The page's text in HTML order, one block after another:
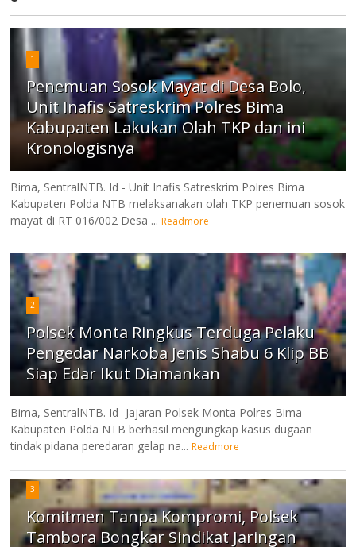
1
Penemuan Sosok Mayat di Desa Bolo,
Unit Inafis Satreskrim Polres Bima
Kabupaten Lakukan Olah TKP dan ini
Kronologisnya
Bima, SentralNTB. Id - Unit Inafis Satreskrim Polres Bima
Kabupaten Polda NTB melaksanakan olah TKP penemuan sosok
mayat di RT 016/002 Desa ... Readmore
2
Polsek Monta Ringkus Terduga Pelaku
Pengedar Narkoba Jenis Shabu 6 Klip BB
Siap Edar Ikut Diamankan
Bima, SentralNTB. Id -Jajaran Polsek Monta Polres Bima
Kabupaten Polda NTB berhasil mengungkap kasus dugaan
tindak pidana peredaran gelap na... Readmore
3
Komitmen Tanpa Kompromi, Polsek
Tambora Bongkar Sindikat Jaringan